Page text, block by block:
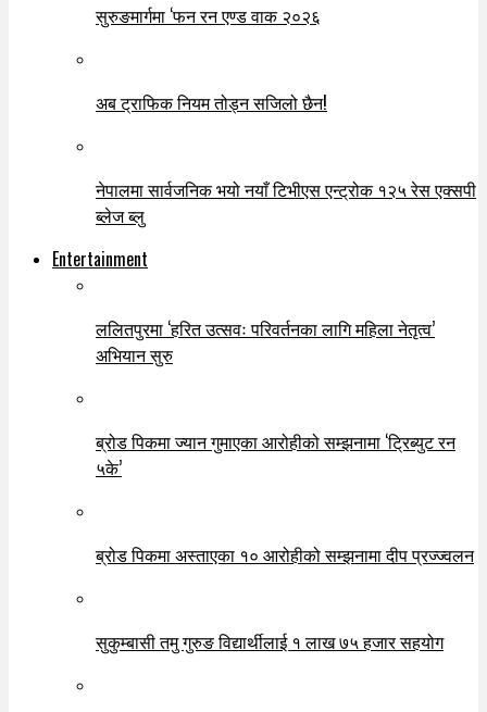
सुरुङमार्गमा ‘फन रन एण्ड वाक २०२६
अब ट्राफिक नियम तोड्न सजिलो छैन!
नेपालमा सार्वजनिक भयो नयाँ टिभीएस एन्ट्रोक १२५ रेस एक्सपी
ब्लेज ब्लु
Entertainment
ललितपुरमा ‘हरित उत्सवः परिवर्तनका लागि महिला नेतृत्व’
अभियान सुरु
ब्रोड पिकमा ज्यान गुमाएका आरोहीको सम्झनामा ‘ट्रिब्युट रन
५के’
ब्रोड पिकमा अस्ताएका १० आरोहीको सम्झनामा दीप प्रज्ज्वलन
सुकुम्बासी तमु गुरुङ विद्यार्थीलाई १ लाख ७५ हजार सहयोग